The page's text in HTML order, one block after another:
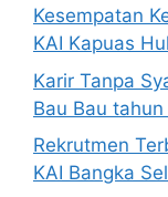
Kesempatan
KAI Kapuas
Karir Tanpa
Bau Bau
Rekrutmen
KAI Bangka